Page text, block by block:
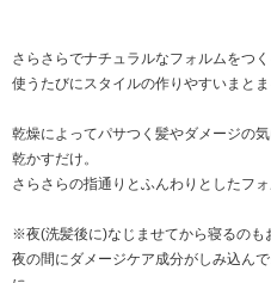
さらさらでナチュラルなフォルムをつ
使うたびにスタイルの作りやすいまとま
乾燥によってパサつく髪やダメージの
乾かすだけ。
さらさらの指通りとふんわりとしたフォ
※夜(洗髪後に)なじませてから寝るのも
夜の間にダメージケア成分がしみ込ん